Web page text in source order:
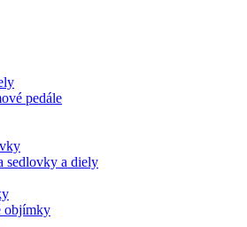
pedále
sedlovky a diely
objímky